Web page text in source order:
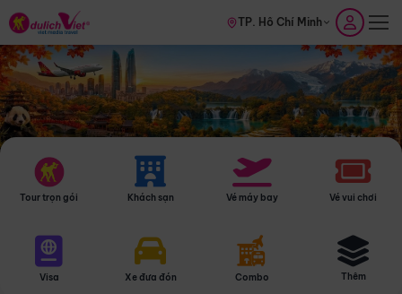
TP. Hồ Chí Minh
Tour trọn gói Khách sạn Vé máy bay Vé vui chơi
Visa Xe đưa đón Combo Thêm